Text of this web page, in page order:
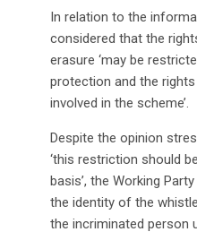
In relation to the
considered that the
erasure ‘may be
protection and the
involved in the scheme’.
Despite the opinion
‘this restriction should
basis’, the Working
the identity of the
the incriminated person